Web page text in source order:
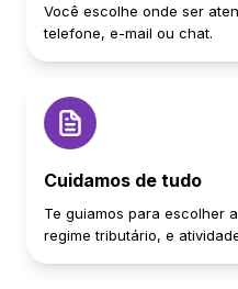
Você escolhe onde ser
telefone, e-mail ou chat.
Cuidamos de tudo
Te guiamos para escolher
regime tributário, e